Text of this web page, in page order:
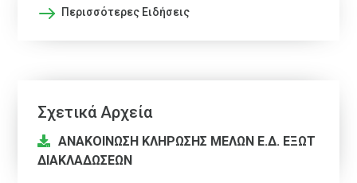
Περισσότερες Ειδήσεις
Σχετικά Αρχεία
ΑΝΑΚΟΙΝΩΣΗ ΚΛΗΡΩΣΗΣ ΜΕΛΩΝ Ε.Δ. ΕΞΩΤ
ΔΙΑΚΛΑΔΩΣΕΩΝ